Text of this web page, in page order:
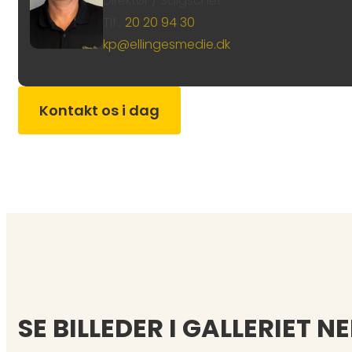
20 20 94 30​
kp@ellingesmedie.dk​
Kontakt os i dag
SE BILLEDER I GALLERIET